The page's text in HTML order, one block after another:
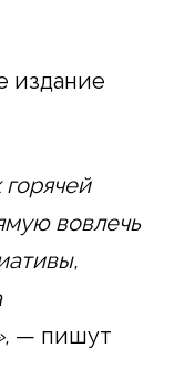
издание
вовлечь
— пишут